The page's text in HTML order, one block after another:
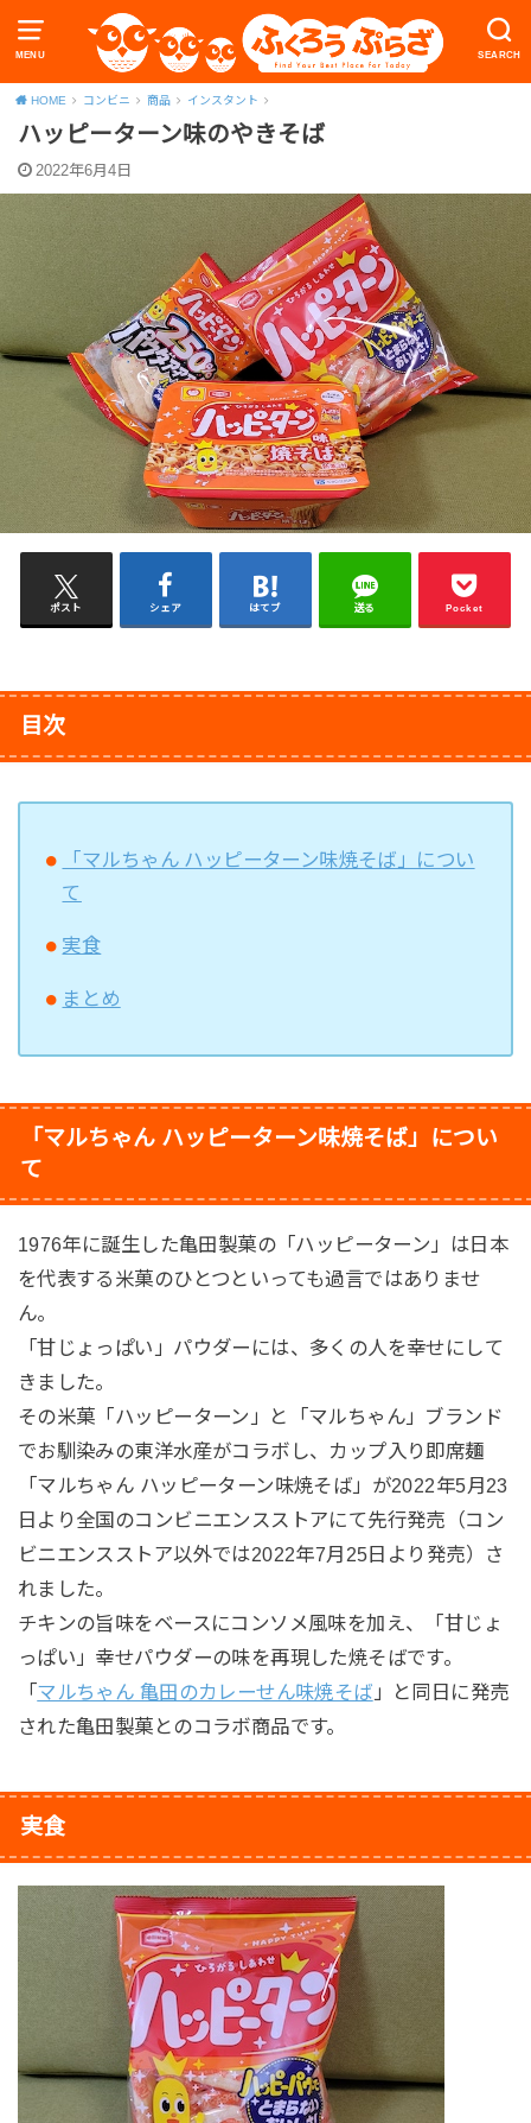
MENU SEARCH
HOME コンビニ 商品 インスタント
ハッピーターン味のやきそば
2022年6月4日
ポスト シェア はてブ 送る Pocket
目次
「マルちゃん ハッピーターン味焼そば」につい
て
実食
まとめ
「マルちゃん ハッピーターン味焼そば」につい
て
1976年に誕生した亀田製菓の「ハッピーターン」は日本
を代表する米菓のひとつといっても過言ではありませ
ん。
「甘じょっぱい」パウダーには、多くの人を幸せにして
きました。
その米菓「ハッピーターン」と「マルちゃん」ブランド
でお馴染みの東洋水産がコラボし、カップ入り即席麺
「マルちゃん ハッピーターン味焼そば」が2022年5月23
日より全国のコンビニエンスストアにて先行発売（コン
ビニエンスストア以外では2022年7月25日より発売）さ
れました。
チキンの旨味をベースにコンソメ風味を加え、「甘じょ
っぱい」幸せパウダーの味を再現した焼そばです。
「 マルちゃん 亀田のカレーせん味焼そば 」と同日に発売
された亀田製菓とのコラボ商品です。
実食